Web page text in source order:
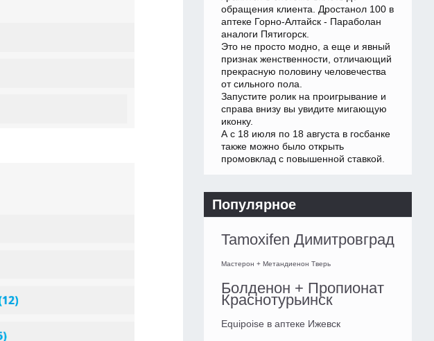
обращения клиента. Дростанол 100 в
аптеке Горно-Алтайск - Параболан
аналоги Пятигорск.
Это не просто модно, а еще и явный
признак женственности, отличающий
прекрасную половину человечества
от сильного пола.
Запустите ролик на проигрывание и
справа внизу вы увидите мигающую
иконку.
А с 18 июля по 18 августа в госбанке
также можно было открыть
промовклад с повышенной ставкой.
Популярное
Tamoxifen Димитровград
Мастерон + Метандиенон Тверь
Болденон + Пропионат
Краснотурьинск
Equipoise в аптеке Ижевск